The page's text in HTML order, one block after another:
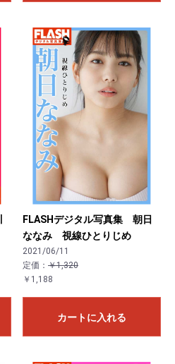
FLASHデジタル写真集 朝日
ななみ 視線ひとりじめ
2021/06/11
定価： ￥1,320
￥1,188
カートに入れる